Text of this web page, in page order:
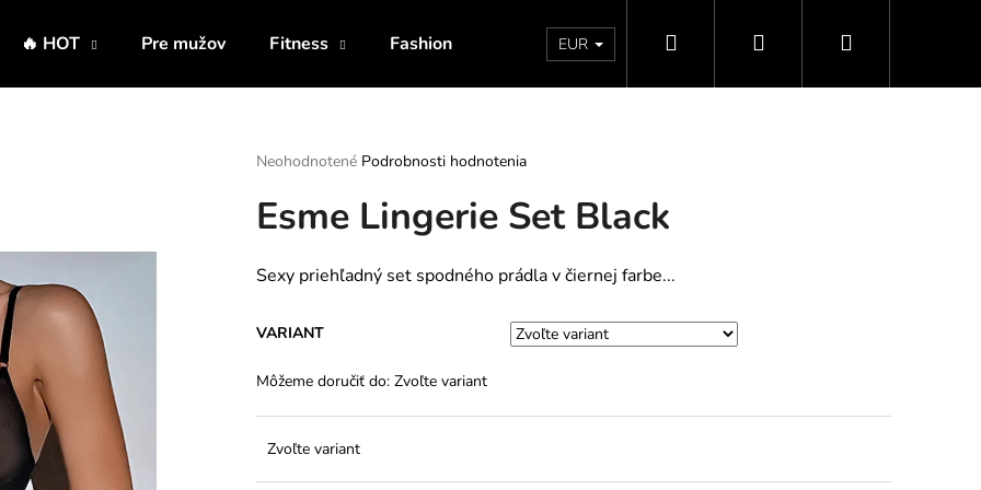
🔥 HOT Pre mužov Fitness Fashion Doprava a platby Vrátenie - Výmena - Reklamácia
EUR Hľadať PrihlásenieNákupný
Priemerné
produktu
je
z
5
Neohodnotené Podrobnosti hodnotenia
Esme Lingerie Set Black
Sexy priehľadný set spodného prádla v čiernej farbe...
VARIANT
Môžeme doručiť do: Zvoľte variant
Zvoľte variant
HĽADAŤ
Odporúčame